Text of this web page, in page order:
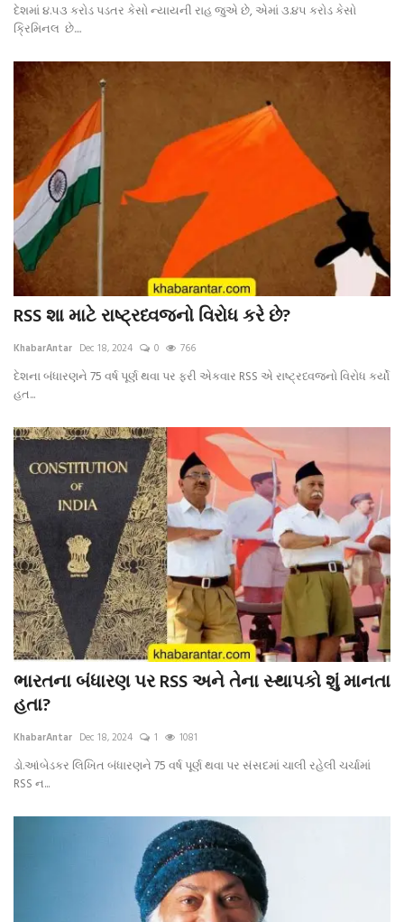
દેશમાં ૪.૫૩ કરોડ પડતર કેસો ન્યાયની રાહ જુએ છે, એમાં ૩.૪૫ કરોડ કેસો
ક્રિમિનલ છે....
RSS શા માટે રાષ્ટ્રધ્વજનો વિરોધ કરે છે?
KhabarAntar Dec 18, 2024 0 766
દેશના બંધારણને 75 વર્ષ પૂર્ણ થવા પર ફરી એકવાર RSS એ રાષ્ટ્રધ્વજનો વિરોધ કર્યો
હત...
ભારતના બંધારણ પર RSS અને તેના સ્થાપકો શું માનતા
હતા?
KhabarAntar Dec 18, 2024 1 1081
ડો.આંબેડકર લિખિત બંધારણને 75 વર્ષ પૂર્ણ થવા પર સંસદમાં ચાલી રહેલી ચર્ચામાં
RSS ન...